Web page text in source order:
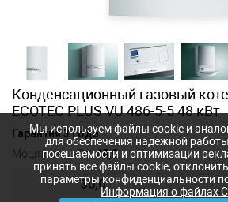
Конденсационный газовый
ECOTEC PLUS VU 486-5-5 48 кВт
Гарантия 3 года
Мощность, кВт:48,0
30,0
Мы используем файлы cookie и
для обеспечения надежной
посещаемости и оптимизации
принять все файлы cookie,
параметры конфиденциальности
Информация о файлах